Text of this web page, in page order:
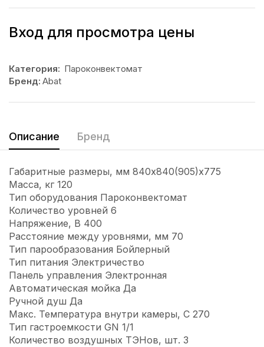
Вход для просмотра цены
Категория: Пароконвектомат
Бренд: Abat
Описание Бренд
Габаритные размеры, мм 840х840(905)х775
Масса, кг 120
Тип оборудования Пароконвектомат
Количество уровней 6
Напряжение, В 400
Расстояние между уровнями, мм 70
Тип парообразования Бойлерный
Тип питания Электричество
Панель управления Электронная
Автоматическая мойка Да
Ручной душ Да
Макс. Температура внутри камеры, С 270
Тип гастроемкости GN 1/1
Количество воздушных ТЭНов, шт. 3